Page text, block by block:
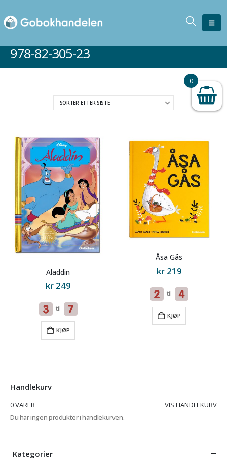
978-82-305-23
Aladdin
kr249
til
KJØP
Åsa Gås
kr219
til
KJØP
Handlekurv
0 VARER
VIS HANDLEKURV
Du har ingen produkter i handlekurven.
Kategorier
0